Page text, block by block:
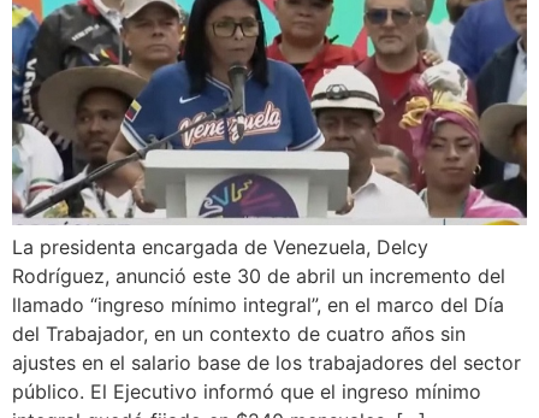
La presidenta encargada de Venezuela, Delcy
Rodríguez, anunció este 30 de abril un incremento del
llamado “ingreso mínimo integral”, en el marco del Día
del Trabajador, en un contexto de cuatro años sin
ajustes en el salario base de los trabajadores del sector
público. El Ejecutivo informó que el ingreso mínimo